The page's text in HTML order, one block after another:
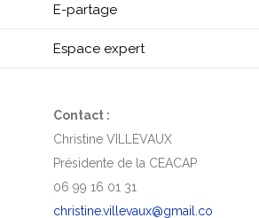
E-partage
Espace expert
Contact :
Christine VILLEVAUX
Présidente de la CEACAP
06 99 16 01 31
christine.villevaux@gmail.co